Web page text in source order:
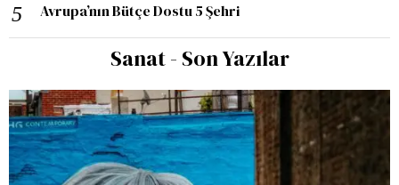
Avrupa’nın Bütçe Dostu 5 Şehri
Sanat - Son Yazılar